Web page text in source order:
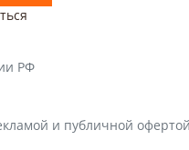
РФ
и публичной